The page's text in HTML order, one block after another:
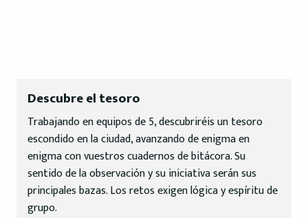
Descubre el tesoro
Trabajando en equipos de 5, descubriréis un tesoro
escondido en la ciudad, avanzando de enigma en
enigma con vuestros cuadernos de bitácora. Su
sentido de la observación y su iniciativa serán sus
principales bazas. Los retos exigen lógica y espíritu de
grupo.